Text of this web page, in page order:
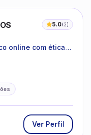
5.0(3)
online com ética,
Ver Perfil